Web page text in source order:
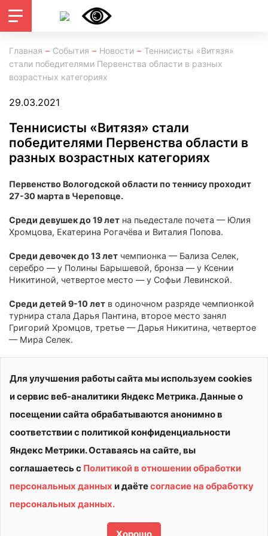
Главная События Новости
Теннисисты «Витязя»
стали победителями Первенства области в разных
возрастных категориях
29.03.2021
Теннисисты «Витязя» стали
победителями Первенства области в
разных возрастных категориях
Первенство Вологодской области по теннису проходит
27-30 марта в Череповце.
Среди девушек до 19 лет на пьедестале почета — Юлия
Хромцова, Екатерина Рогачëва и Виталия Попова.
Среди девочек до 13 лет чемпионка — Бализа Селек,
серебро — у Полины Барышевой, бронза — у Ксении
Никитиной, четвертое место — у Софьи Левинской.
Среди детей 9-10 лет в одиночном разряде чемпионкой
турнира стала Дарья Пантина, второе место занял
Григорий Хромцов, третье — Дарья Никитина, четвертое
— Мира Селек.
© 2026 АУ ДО ВО «СШОР «ВИТЯЗЬ»
Политика конфиденциальности
Для улучшения работы сайта мы используем cookies
и сервис веб-аналитики Яндекс Метрика. Данные о
посещении сайта обрабатываются анонимно в
соответствии с политикой конфиденциальности
Яндекс Метрики. Оставаясь на сайте, вы
соглашаетесь с Политикой в отношении обработки
персональных данных и даётесогласие на обработку
персональных данных.